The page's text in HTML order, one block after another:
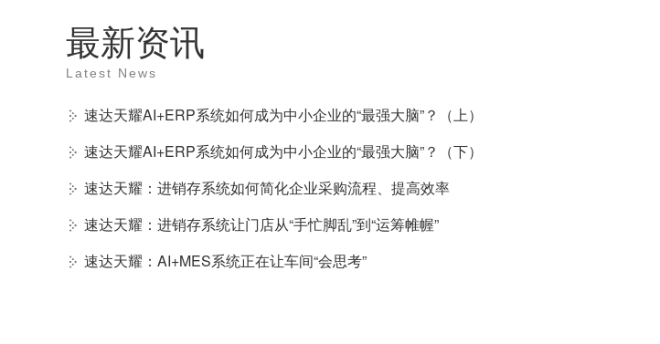
最新资讯
Latest News
速达天耀AI+ERP系统如何成为中小企业的“最强大脑”？（上）
速达天耀AI+ERP系统如何成为中小企业的“最强大脑”？（下）
速达天耀：进销存系统如何简化企业采购流程、提高效率
速达天耀：进销存系统让门店从“手忙脚乱”到“运筹帷幄”
速达天耀：AI+MES系统正在让车间“会思考”